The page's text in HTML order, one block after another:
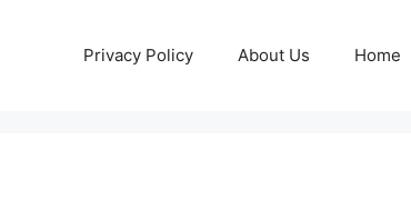
Privacy Policy About Us Home